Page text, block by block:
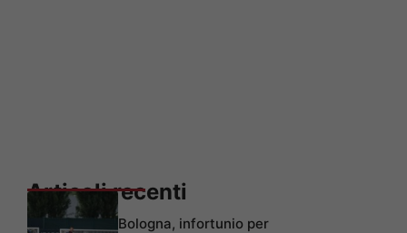
Articoli recenti
Bologna, infortunio per